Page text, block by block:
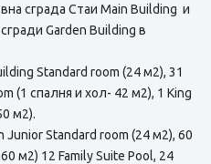
сграда Стаи Main Building и
Garden Building в
Standard room (24 м2), 31
(1 спалня и хол- 42 м2), 1 King
м2).
Junior Standard room (24 м2), 60
м2) 12 Family Suite Pool, 24